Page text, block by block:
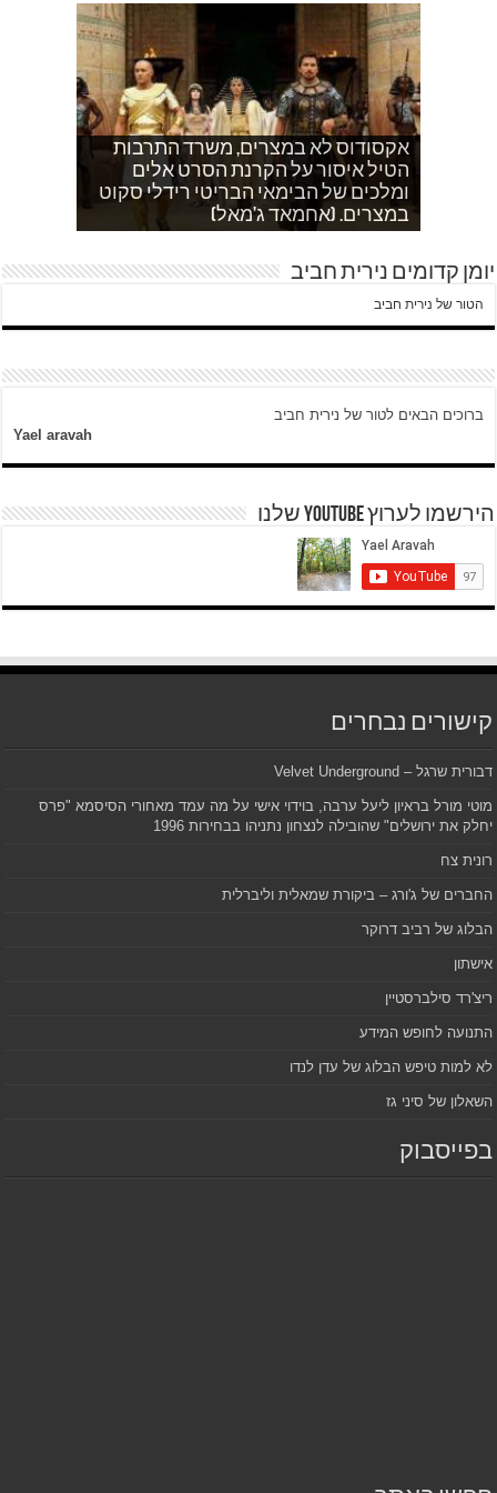
אקסודוס לא במצרים, משרד התרבות
הטיל איסור על הקרנת הסרט אלים
ומלכים של הבימאי הבריטי רידלי סקוט
במצרים. (אחמאד ג'מאל)
אחמד כותב על השאלה שעולה במצרים
לגבי הסכמי קמפ דויד
איך הפכתי לטרוריסט. עדות שסיפר לי
ח'אדר בבית לחם.
עוד בוקר בדרך לגן…סובחייה כותבת ד"ש
מהחיים בין המחסומים במזרח ירושלים
לאדם אני משתדלת לא לספר כלום
וכשיש ירי
אחהצ שקט באום לייסון, בשעות בין
ערביים צור באהר נשקפת פסטורלית
היום לא היו כאן עימותים.
יומן קדומים נירית חביב
הטור של נירית חביב
ברוכים הבאים לטור של נירית חביב
Yael aravah
הירשמו לערוץ YOUTUBE שלנו
קישורים נבחרים
דבורית שרגל – Velvet Underground
מוטי מורל בראיון ליעל ערבה, בוידוי אישי על מה עמד מאחורי הסיסמא "פרס
יחלק את ירושלים" שהובילה לנצחון נתניהו בבחירות 1996
רונית צח
החברים של ג'ורג – ביקורת שמאלית וליברלית
הבלוג של רביב דרוקר
אישתון
ריצ'רד סילברסטיין
התנועה לחופש המידע
לא למות טיפש הבלוג של עדן לנדו
השאלון של סיני גז
בפייסבוק